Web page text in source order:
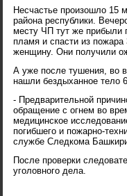
Несчастье произошло 15
района республики.
месту ЧП тут же прибыли
пламя и спасти из
женщину. Они получили
А уже после тушения, во
нашли бездыханное тело
- Предварительной
обращение с огнем во
медицинское
погибшего и пожарно-
службе Следкома
После проверки
уголовного дела.